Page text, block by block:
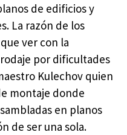
de edificios y
La razón de los
ver con la
por dificultades
Kulechov quien
montaje donde
en planos
de ser una sola.